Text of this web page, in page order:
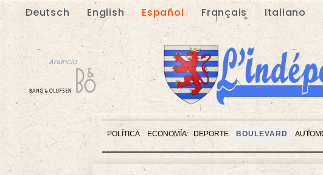
Deutsch English Español Français Italiano
Anuncio
POLÍTICA ECONOMÍA DEPORTE BOULEVARD